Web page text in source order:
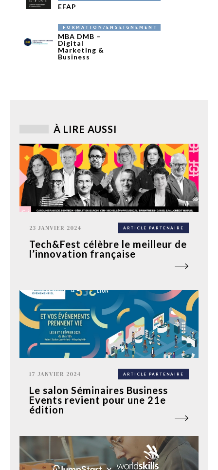
EFAP
FORMATION/ENSEIGNEMENT
MBA DMB –
Digital
Marketing &
Business
À LIRE AUSSI
23 JANVIER 2024 ARTICLE PARTENAIRE
Tech&Fest célèbre le meilleur de
l’innovation française
17 JANVIER 2024 ARTICLE PARTENAIRE
Le salon Séminaires Business
Events revient pour une 21e
édition